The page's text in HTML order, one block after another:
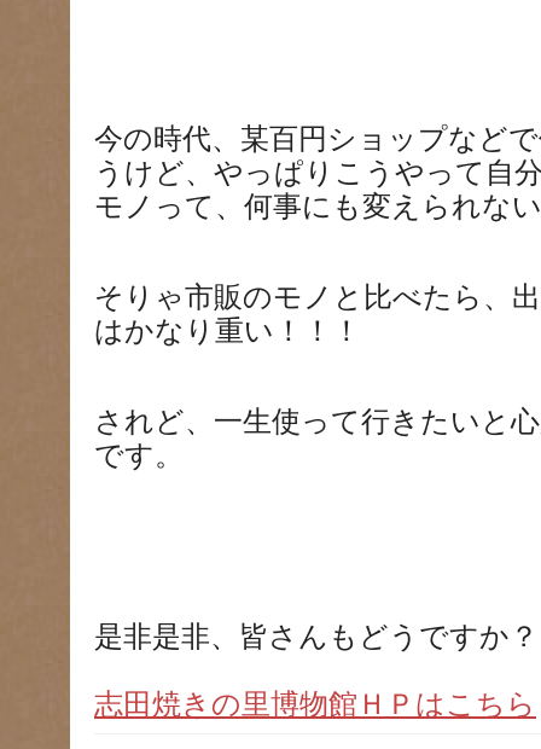
今の時代、某百円ショップなど
うけど、やっぱりこうやって自
モノって、何事にも変えられない
そりゃ市販のモノと比べたら、
はかなり重い！！！
されど、一生使って行きたいと
です。
是非是非、皆さんもどうですか
志田焼きの里博物館ＨＰはこちら